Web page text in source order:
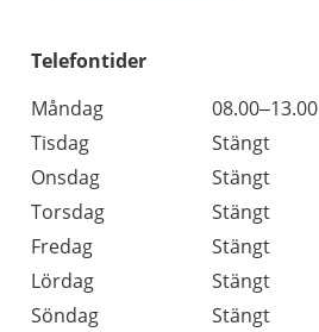
Telefontider
Måndag
08.00–13.00
Tisdag
Stängt
Onsdag
Stängt
Torsdag
Stängt
Fredag
Stängt
Lördag
Stängt
Söndag
Stängt